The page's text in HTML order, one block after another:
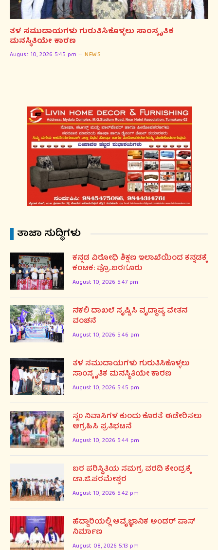
ತಳ ಸಮುದಾಯಗಳು ಗುರುತಿಸಿಕೊಳ್ಳಲು ಸಾಂಸ್ಕೃತಿಕ
ಮನಸ್ಥಿತಿಯೇ ಕಾರಣ
August 10, 2026 5:45 pm NEWS
ತಾಜಾ ಸುದ್ಧಿಗಳು
ಕನ್ನಡ ವಿರೋಧಿ ಶಿಕ್ಷಣ ಇಲಾಖೆಯಿಂದ ಕನ್ನಡಕ್ಕೆ
ಕಂಟಕ: ಪ್ರೊ.ಬರಗೂರು
August 10, 2026 5:47 pm
ನಕಲಿ ದಾಖಲೆ ಸೃಷ್ಟಿಸಿ ವೃದ್ಧಾಪ್ಯ ವೇತನ
ವಂಚನೆ
August 10, 2026 5:46 pm
ತಳ ಸಮುದಾಯಗಳು ಗುರುತಿಸಿಕೊಳ್ಳಲು
ಸಾಂಸ್ಕೃತಿಕ ಮನಸ್ಥಿತಿಯೇ ಕಾರಣ
August 10, 2026 5:45 pm
ಸ್ಲ0 ನಿವಾಸಿಗಳ ಕುಂದು ಕೊರತೆ ಈಡೇರಿಸಲು
ಆಗ್ರಹಿಸಿ ಪ್ರತಿಭಟನೆ
August 10, 2026 5:44 pm
ಬರ ಪರಿಸ್ಥಿತಿಯ ಸಮಗ್ರ ವರದಿ ಕೇಂದ್ರಕ್ಕೆ
ಡಾ.ಜಿ.ಪರಮೇಶ್ವರ
August 10, 2026 5:42 pm
ಹೆದ್ದಾರಿಯಲ್ಲಿ ಅವೈಜ್ಞಾನಿಕ ಅಂಡರ್ ಪಾಸ್
ನಿರ್ಮಾಣ
August 08, 2026 5:13 pm